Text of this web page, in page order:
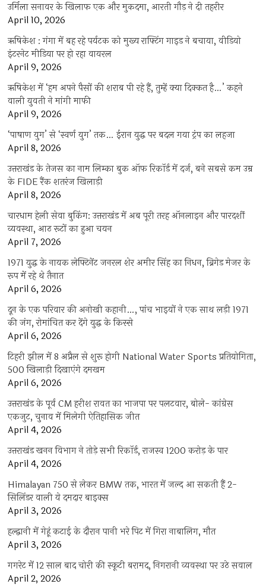
उर्मिला सनावर के खिलाफ एक और मुकदमा, आरती गौड़ ने दी तहरीर
April 10, 2026
ऋषिकेश : गंगा में बह रहे पर्यटक को मुख्य राफ्टिंग गाइड ने बचाया, वीडियो
इंटरनेट मीडिया पर हो रहा वायरल
April 9, 2026
ऋषिकेश में ‘हम अपने पैसों की शराब पी रहे हैं, तुम्हें क्या दिक्कत है…’ कहने
वाली युवती ने मांगी माफी
April 9, 2026
‘पाषाण युग’ से ‘स्वर्ण युग’ तक… ईरान युद्ध पर बदल गया ट्रंप का लहजा
April 8, 2026
उत्तराखंड के तेजस का नाम लिम्का बुक ऑफ रिकॉर्ड में दर्ज, बने सबसे कम उम्र
के FIDE रैंक शतरंज खिलाड़ी
April 8, 2026
चारधाम हेली सेवा बुकिंग: उत्तराखंड में अब पूरी तरह ऑनलाइन और पारदर्शी
व्यवस्था, आठ रूटों का हुआ चयन
April 7, 2026
1971 युद्ध के नायक लेफ्टिनेंट जनरल शेर अमीर सिंह का निधन, ब्रिगेड मेजर के
रूप में रहे थे तैनात
April 6, 2026
दून के एक परिवार की अनोखी कहानी…, पांच भाइयों ने एक साथ लड़ी 1971
की जंग, रोमांचित कर देंगे युद्ध के किस्से
April 6, 2026
टिहरी झील में 8 अप्रैल से शुरू होगी National Water Sports प्रतियोगिता,
500 खिलाड़ी दिखाएंगे दमखम
April 6, 2026
उत्तराखंड के पूर्व CM हरीश रावत का भाजपा पर पलटवार, बोले- कांग्रेस
एकजुट, चुनाव में मिलेगी ऐतिहासिक जीत
April 4, 2026
उत्तराखंड खनन विभाग ने तोड़े सभी रिकॉर्ड, राजस्व 1200 करोड़ के पार
April 4, 2026
Himalayan 750 से लेकर BMW तक, भारत में जल्द आ सकती हैं 2-
सिलिंडर वाली ये दमदार बाइक्स
April 3, 2026
हल्द्वानी में गेहूं कटाई के दौरान पानी भरे पिट में गिरा नाबालिग, मौत
April 3, 2026
गगरेट में 12 साल बाद चोरी की स्कूटी बरामद, निगरानी व्यवस्था पर उठे सवाल
April 2, 2026